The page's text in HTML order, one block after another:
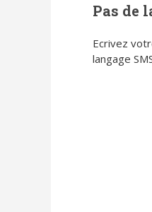
Pas de
Ecrivez
langage